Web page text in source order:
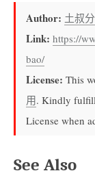
Author: 土叔
Link: https://
bao/
License: This
用. Kindly fulfill
License when
See Also